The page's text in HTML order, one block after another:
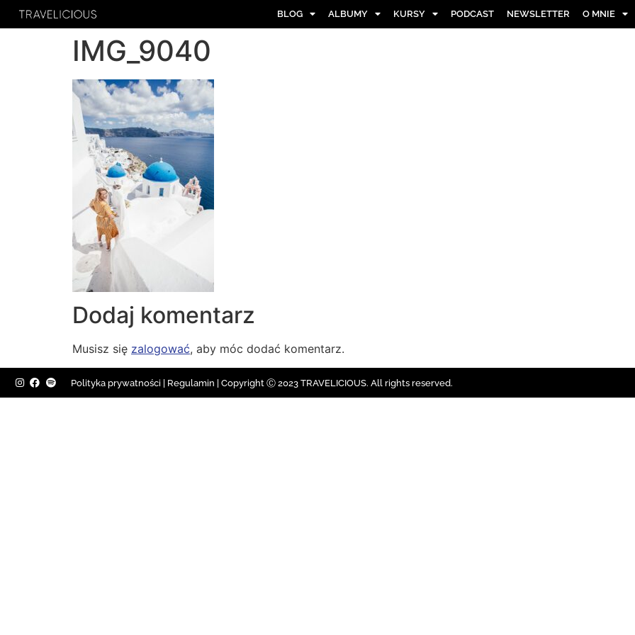
BLOG ALBUMY KURSY PODCAST NEWSLETTER O MNIE
IMG_9040
Dodaj komentarz
Musisz się zalogować, aby móc dodać komentarz.
Polityka prywatności Regulamin | Copyright Ⓒ 2023 TRAVELICIOUS. All rights reserved.